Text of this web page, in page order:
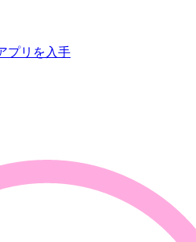
プリを入手